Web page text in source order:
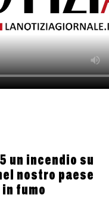
un incendio su
nostro paese
fumo